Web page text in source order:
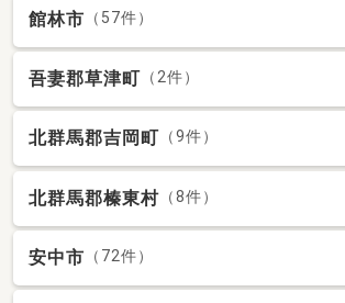
館林市 （57件）
吾妻郡草津町 （2件）
北群馬郡吉岡町 （9件）
北群馬郡榛東村 （8件）
安中市 （72件）